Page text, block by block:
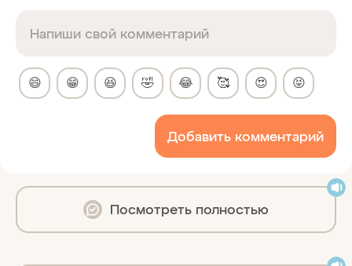
😄 😁 😆 🤣 😂 🥰 😍 😝
Добавить комментарий
Посмотреть полностью